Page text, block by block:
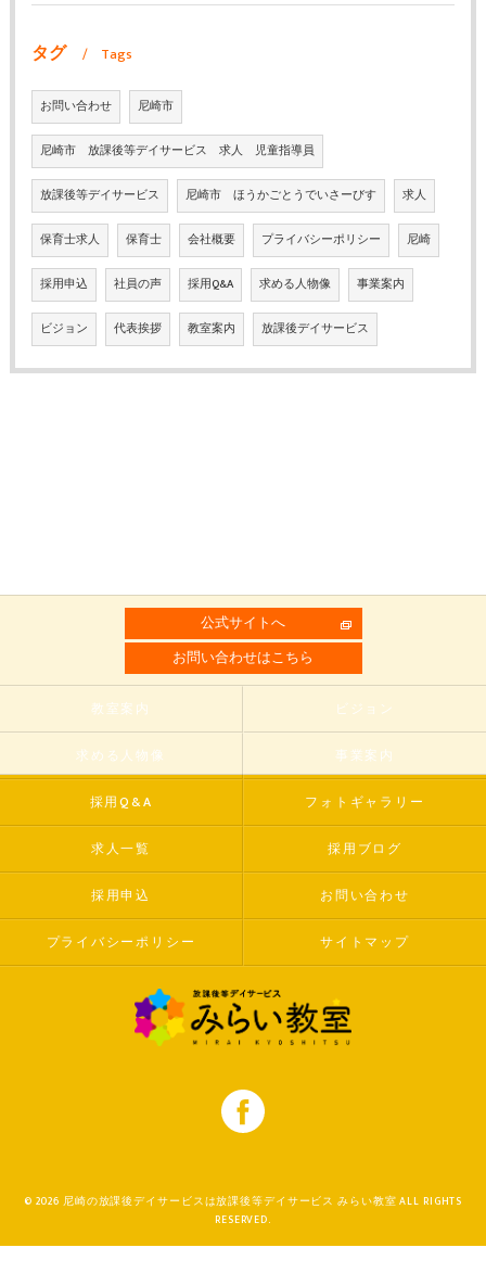
タグ Tags
お問い合わせ 尼崎市
尼崎市 放課後等デイサービス 求人 児童指導員
放課後等デイサービス 尼崎市 ほうかごとうでいさーびす 求人
保育士求人 保育士 会社概要 プライバシーポリシー 尼崎
採用申込 社員の声 採用Q&A 求める人物像 事業案内
ビジョン 代表挨拶 教室案内 放課後デイサービス
公式サイトへ
お問い合わせはこちら
教室案内 ビジョン
求める人物像 事業案内
採用Q&A フォトギャラリー
求人一覧 採用ブログ
採用申込 お問い合わせ
プライバシーポリシー サイトマップ
© 2026 尼崎の放課後デイサービスは放課後等デイサービス みらい教室 ALL RIGHTS
RESERVED.